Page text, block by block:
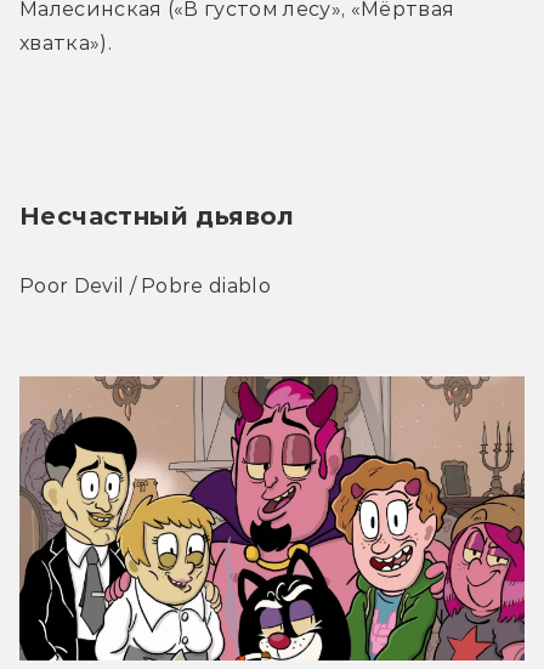
Малесинская («В густом лесу», «Мёртвая
хватка»).
Несчастный дьявол
Poor Devil / Pobre diablo